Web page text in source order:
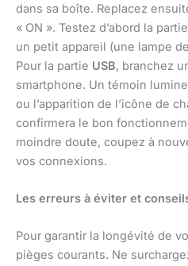
dans sa boîte. Replacez
« ON ». Testez d’abord la
un petit appareil (une lampe
Pour la partie USB, branchez
smartphone. Un témoin
ou l’apparition de l’icône de
confirmera le bon
moindre doute, coupez à
vos connexions.
Les erreurs à éviter et
Pour garantir la longévité de
pièges courants. Ne